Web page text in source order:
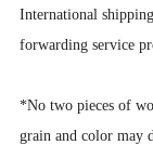
International
forwarding service
*No two pieces of
grain and color may